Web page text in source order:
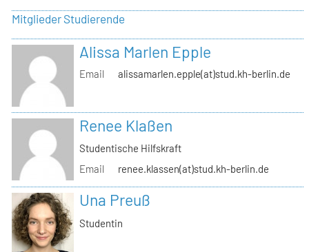
Mitglieder Studierende
Alissa Marlen Epple
Email alissamarlen.epple(at)stud.kh-berlin.de
Renee Klaßen
Studentische Hilfskraft
Email
renee.klassen(at)stud.kh-berlin.de
Una Preuß
Studentin